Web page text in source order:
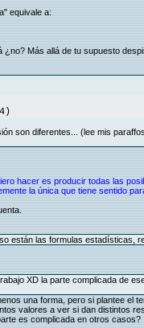
equivale a:
¿no? Más allá de tu supuesto
son diferentes... (lee mis
hacer es producir todas las
la única que tiene sentido
están las formulas estadísticas,
XD la parte complicada de
una forma, pero si plantee el
valores a ver si dan distintos
es complicada en otros casos?